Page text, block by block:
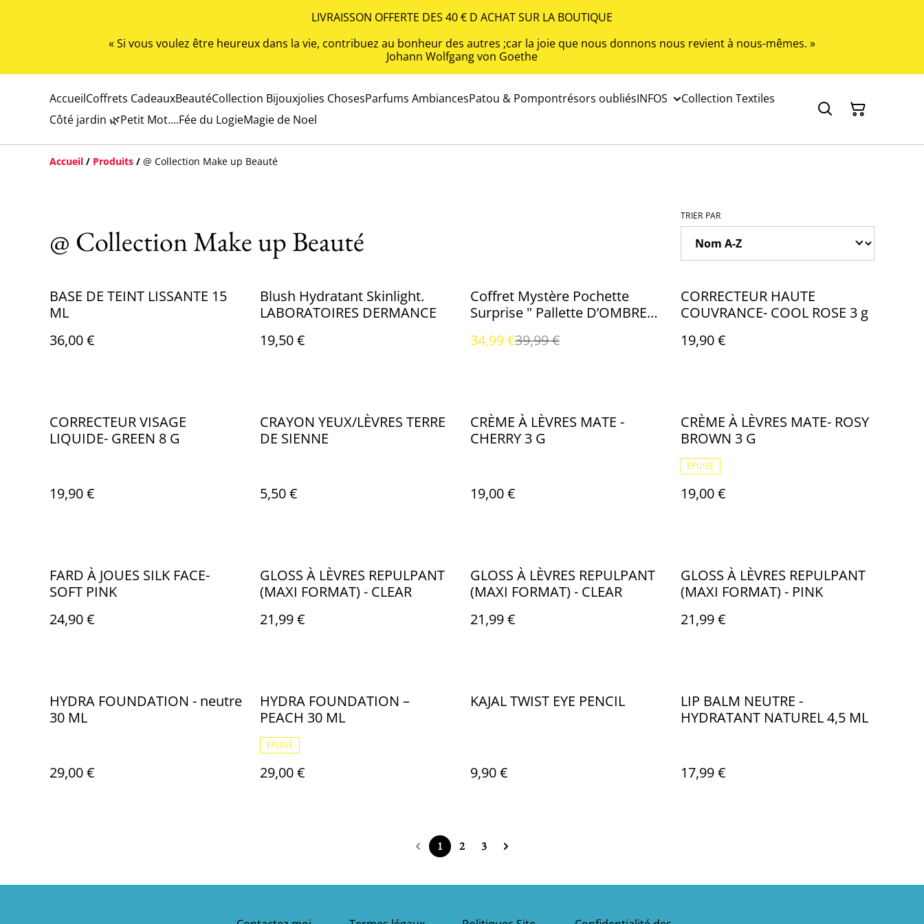
LIVRAISSON OFFERTE DES 40 € D ACHAT SUR LA BOUTIQUE
« Si vous voulez être heureux dans la vie, contribuez au bonheur des autres ;car la joie que nous donnons nous revient à nous-mêmes. »
Johann Wolfgang von Goethe
AccueilCoffrets CadeauxBeautéCollection Bijouxjolies ChosesParfums AmbiancesPatou & Pompontrésors oubliésINFOS
Collection Textiles
Côté jardin 🌿Petit Mot....Fée du LogieMagie de Noel
Accueil / Produits / @ Collection Make up Beauté
@ Collection Make up Beauté
TRIER PAR
BASE DE TEINT LISSANTE 15
ML
36,00 €
Blush Hydratant Skinlight.
LABORATOIRES DERMANCE
19,50 €
%
Coffret Mystère Pochette
Surprise " Pallette D’OMBRES
34,99 €39,99 €
CORRECTEUR HAUTE
COUVRANCE- COOL ROSE 3 g
19,90 €
CORRECTEUR VISAGE
LIQUIDE- GREEN 8 G
19,90 €
CRAYON YEUX/LÈVRES TERRE
DE SIENNE
5,50 €
CRÈME À LÈVRES MATE -
CHERRY 3 G
19,00 €
CRÈME À LÈVRES MATE- ROSY
BROWN 3 G
ÉPUISÉ
19,00 €
FARD À JOUES SILK FACE-
SOFT PINK
24,90 €
GLOSS À LÈVRES REPULPANT
(MAXI FORMAT) - CLEAR
21,99 €
GLOSS À LÈVRES REPULPANT
(MAXI FORMAT) - CLEAR
21,99 €
GLOSS À LÈVRES REPULPANT
(MAXI FORMAT) - PINK
21,99 €
HYDRA FOUNDATION - neutre
30 ML
29,00 €
HYDRA FOUNDATION –
PEACH 30 ML
ÉPUISÉ
29,00 €
KAJAL TWIST EYE PENCIL
9,90 €
LIP BALM NEUTRE -
HYDRATANT NATUREL 4,5 ML
17,99 €
1 2 3